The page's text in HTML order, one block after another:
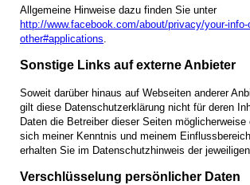
Allgemeine Hinweise dazu finden Sie unter
http://www.facebook.com/about/privacy/your-info-
other#applications.
Sonstige Links auf externe Anbieter
Soweit darüber hinaus auf Web­seiten anderer
gilt diese Daten­schutz­erklärung nicht für deren
Daten die Betreiber dieser Seiten
sich meiner Kenntnis und meinem
erhalten Sie im Daten­schutz­hinweis der
Verschlüsselung persönlicher Daten